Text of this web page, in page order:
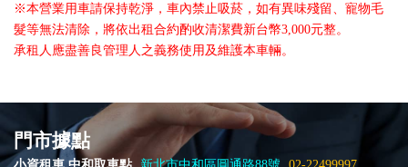
※本營業用車請保持乾淨，車內禁止吸菸，如有異味殘留、寵物毛
髮等無法清除，將依出租合約酌收清潔費新台幣3,000元整。
承租人應盡善良管理人之義務使用及維護本車輛。
門市據點